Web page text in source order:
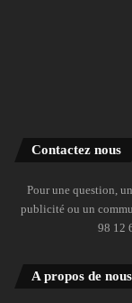
Contactez nous
Pour une question,
publicité ou un
98 12
A propos de nous